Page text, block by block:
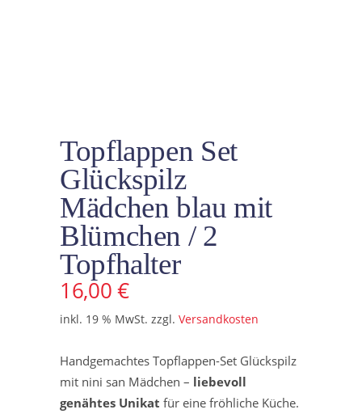
Topflappen Set
Glückspilz
Mädchen blau mit
Blümchen / 2
Topfhalter
16,00€
inkl. 19 % MwSt. zzgl. Versandkosten
Handgemachtes Topflappen-Set Glückspilz
mit nini san Mädchen – liebevoll
genähtes Unikat für eine fröhliche Küche.